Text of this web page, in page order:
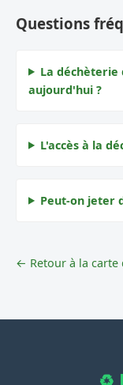
Questions
La
aujourd'hui ?
L'accès à la
Peut-on jeter
← Retour à la carte